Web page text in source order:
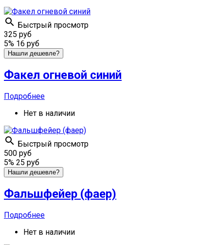
 Быстрый просмотр
325 руб
5% 16 руб
Нашли дешевле?
Факел огневой синий
Подробнее
Нет в наличии
 Быстрый просмотр
500 руб
5% 25 руб
Нашли дешевле?
Фальшфейер (фаер)
Подробнее
Нет в наличии